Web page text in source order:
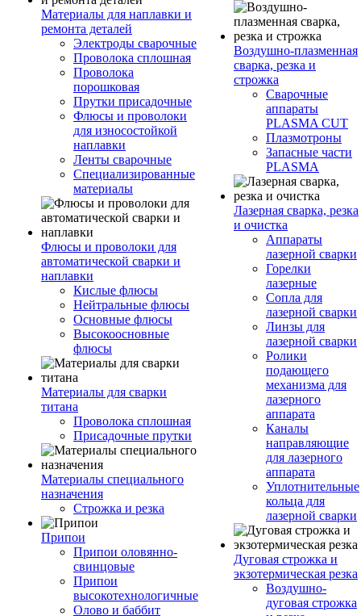
Материалы для наплавки и
ремонта деталей
Электроды сварочные
Проволока сплошная
Проволока
порошковая
Прутки присадочные
Флюсы и проволоки
для износостойкой
наплавки
Ленты сварочные
Специализированные
материалы
Флюсы и проволоки для
автоматической сварки и
наплавки
Кислые флюсы
Нейтральные флюсы
Основные флюсы
Высокоосновные
флюсы
Материалы для сварки
титана
Проволока сплошная
Присадочные прутки
Материалы специального
назначения
Строжка и резка
Припои
Припои оловянно-
свинцовые
Припои
высокотехнологичные
Олово и баббит
Воздушно-плазменная
сварка, резка и
строжка
Сварочные
аппараты
PLASMA CUT
Плазмотроны
Запасные части
PLASMA
Лазерная сварка, резка
и очистка
Аппараты
лазерной сварки
Горелки
лазерные
Сопла для
лазерной сварки
Линзы для
лазерной сварки
Ролики
подающего
механизма для
лазерного
аппарата
Каналы
направляющие
для лазерного
аппарата
Уплотнительные
кольца для
лазерной сварки
Дуговая строжка и
экзотермическая резка
Воздушно-
дуговая строжка